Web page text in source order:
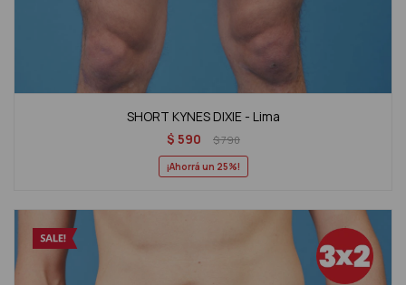
SHORT KYNES DIXIE - Lima
$ 590 $790
25